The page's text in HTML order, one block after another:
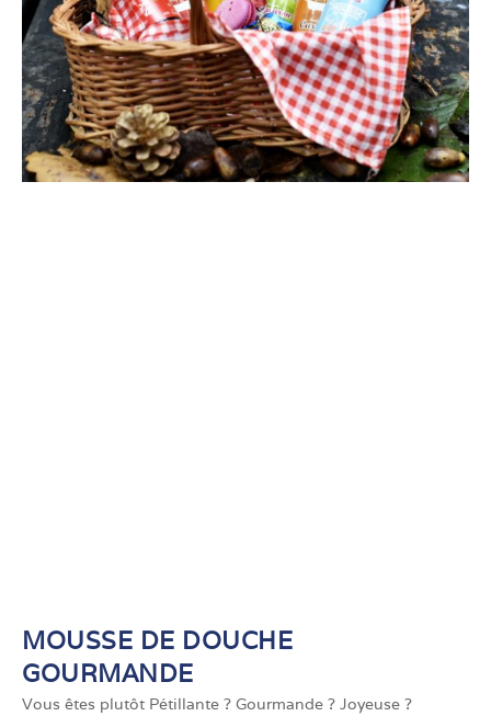
MOUSSE DE DOUCHE
GOURMANDE
Vous êtes plutôt Pétillante ? Gourmande ? Joyeuse ?